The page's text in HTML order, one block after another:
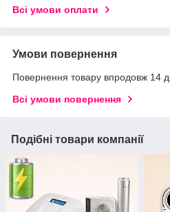
Всі умови оплати
Умови повернення
Повернення товару впродовж 14
Всі умови повернення
Подібні товари компанії